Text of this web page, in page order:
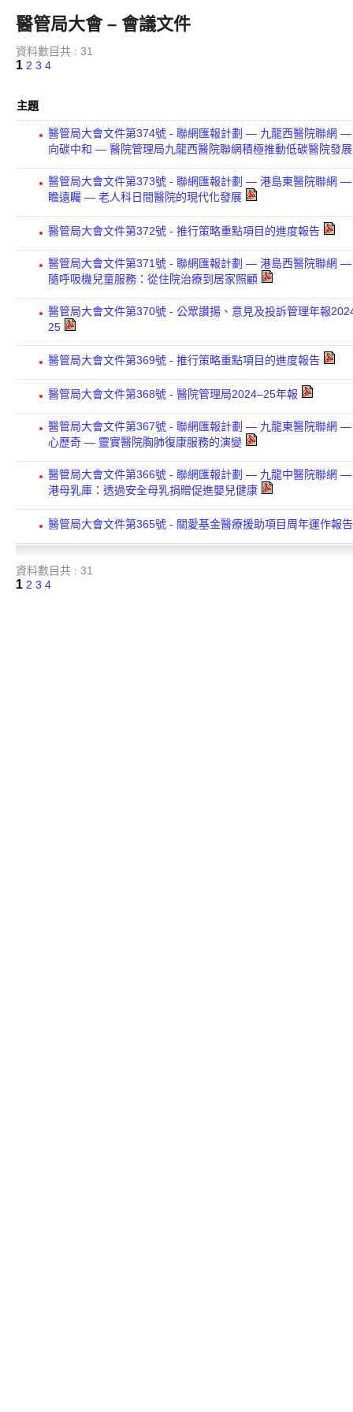
醫管局大會 – 會議文件
資料數目共 : 31
1 2 3 4
主題
醫管局大會文件第374號 - 聯網匯報計劃 — 九龍西醫院聯網
向碳中和 — 醫院管理局九龍西醫院聯網積極推動低碳醫院發展
醫管局大會文件第373號 - 聯網匯報計劃 — 港島東醫院聯網
瞻遠矚 — 老人科日間醫院的現代化發展
醫管局大會文件第372號 - 推行策略重點項目的進度報告
醫管局大會文件第371號 - 聯網匯報計劃 — 港島西醫院聯網
隨呼吸機兒童服務：從住院治療到居家照顧
醫管局大會文件第370號 - 公眾讚揚、意見及投訴管理年報
25
醫管局大會文件第369號 - 推行策略重點項目的進度報告
醫管局大會文件第368號 - 醫院管理局2024–25年報
醫管局大會文件第367號 - 聯網匯報計劃 — 九龍東醫院聯網
心歷奇 — 靈實醫院胸肺復康服務的演變
醫管局大會文件第366號 - 聯網匯報計劃 — 九龍中醫院聯網
港母乳庫：透過安全母乳捐贈促進嬰兒健康
醫管局大會文件第365號 - 關愛基金醫療援助項目周年運作報告
資料數目共 : 31
1 2 3 4